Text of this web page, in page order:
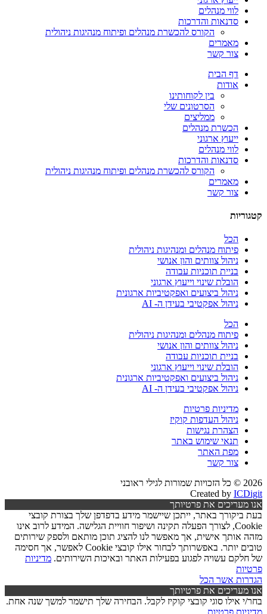
לווי מנהלים
סדנאות והדרכות
הקורס להכשרת מנהלים ופיתוח מנהיגות ניהולית
מאמרים
צור קשר
דף הבית
אודות
בין לקוחותינו
הסרטונים שלי
ממליצים
הכשרת מנהלים
ייעוץ ארגוני
לווי מנהלים
סדנאות והדרכות
הקורס להכשרת מנהלים ופיתוח מנהיגות ניהולית
מאמרים
צור קשר
קטגוריות
הכל
פיתוח מנהלים ומנהיגות ניהולית
ניהול צוותים והון אנושי
בניית תוכניות עבודה
הובלת שינוי וייעוץ ארגוני
ניהול ביצועים ואפקטיביות ארגונית
ניהול אפקטיבי בעידן ה- AI
הכל
פיתוח מנהלים ומנהיגות ניהולית
ניהול צוותים והון אנושי
בניית תוכניות עבודה
הובלת שינוי וייעוץ ארגוני
ניהול ביצועים ואפקטיביות ארגונית
ניהול אפקטיבי בעידן ה- AI
מדיניות פרטיות
ניהול העדפות קוקיז
הצהרת נגישות
תנאי שימוש באתר
מפת האתר
צור קשר
2026 © כל הזכויות שמורות לגילי ראובני
Created by ICDigit
אנו מעריכים את פרטיותך
בעת ביקורך באתר, ייתכן שיישמר מידע בדפדפן שלך בצורת קובצי
Cookie, לצורך הפעלה תקינה ושיפור חוויית הגלישה. המידע לרוב אינו
מזהה אותך אישית, אך מאפשר לנו להציג תוכן מותאם ולספק שירותים
טובים יותר. באפשרותך לבחור אילו קובצי Cookie לאפשר, אך חסימה
של חלקם עשויה לפגוע בפעילות האתר ובאיכות השירותים. מדיניות
פרטיות
הגדרות אשר הכל
אנו מעריכים את פרטיותך
בחר/י אילו סוגי קובצי קוקיז לקבל. הבחירה שלך תישמר למשך שנה אחת.